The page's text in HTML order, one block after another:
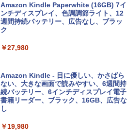
Apple 2026 MacBook Neo A18 Proチッ
プ搭載13インチノートブック：AIとAppl
e Intelligence、Liquid Retinaディスプ
レイ、8GBメモリ、512GB SSD、1080p
ィゴ + 3年延長 AppleCare+ for 13インチ
￥162,598
tomtoc 360°保護 15.6 16インチ パソコ
ンケース Dell NEC Lavie ASUS HP dyna
Robloxギフトカード - 800 Robux 【限
定バーチャルアイテムを含む】 【オンラ
インゲームコード】 ロブロックス | オン
ラインコード版
￥1,300
Robloxギフトカード - 2,000 Robux 【限
定バーチャルアイテムを含む】 【オンラ
インゲームコード】 ロブロックス | オン
ラインコード版
生成AIパスポート公式テキスト 第４版
￥1,766
出す プロンプトの言葉 AI画像生成シリー
ズ (はぴーイラストLabo)
￥480
ClaudeCode いちばんやさしい 教科書:
Amazon Kindle Paperwhite (16GB) 7イ
ンチディスプレイ、色調調節ライト、12
週間持続バッテリー、広告なし、ブラッ
ク
￥27,980
Amazon Kindle - 目に優しい、かさばら
ない、大きな画面で読みやすい、6週間持
続バッテリー、6インチディスプレイ電子
書籍リーダー、ブラック、16GB、広告な
し
￥19,980